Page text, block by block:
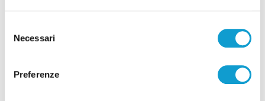
delNecessari
Preferenze